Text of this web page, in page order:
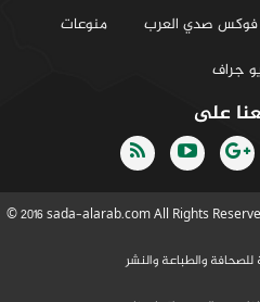
فوكس صدي العرب
منوعات
جراف
على
© 2016 sada-alarab.com All Rights
والطباعة والنشر